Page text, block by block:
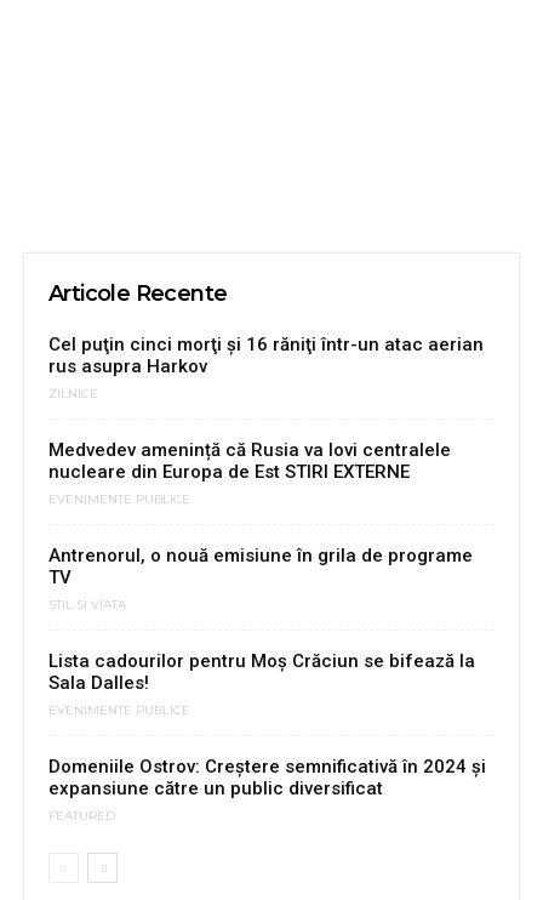
Articole Recente
Cel puţin cinci morţi şi 16 răniţi într-un atac aerian
rus asupra Harkov
ZILNICE
Medvedev amenință că Rusia va lovi centralele
nucleare din Europa de Est STIRI EXTERNE
EVENIMENTE PUBLICE
Antrenorul, o nouă emisiune în grila de programe
TV
STIL SI VIATA
Lista cadourilor pentru Moş Crăciun se bifează la
Sala Dalles!
EVENIMENTE PUBLICE
Domeniile Ostrov: Creștere semnificativă în 2024 și
expansiune către un public diversificat
FEATURED